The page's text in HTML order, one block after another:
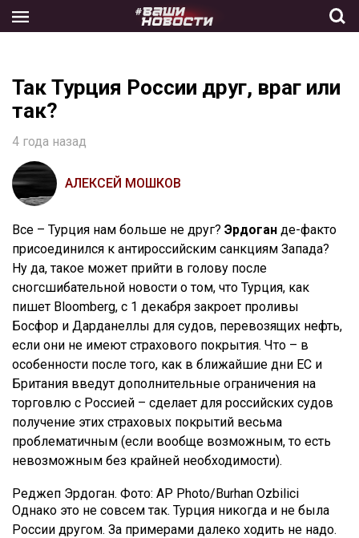
the
Так Турция России друг, враг или
так?
4 года назад
АЛЕКСЕЙ МОШКОВ
Все – Турция нам больше не друг? Эрдоган де-факто
присоединился к антироссийским санкциям Запада?
Ну да, такое может прийти в голову после
сногсшибательной новости о том, что Турция, как
пишет Bloomberg, с 1 декабря закроет проливы
Босфор и Дарданеллы для судов, перевозящих нефть,
если они не имеют страхового покрытия. Что – в
особенности после того, как в ближайшие дни ЕС и
Британия введут дополнительные ограничения на
торговлю с Россией – сделает для российских судов
получение этих страховых покрытий весьма
проблематичным (если вообще возможным, то есть
невозможным без крайней необходимости).
Реджеп Эрдоган. Фото: AP Photo/Burhan Ozbilici
Однако это не совсем так. Турция никогда и не была
России другом. За примерами далеко ходить не надо.